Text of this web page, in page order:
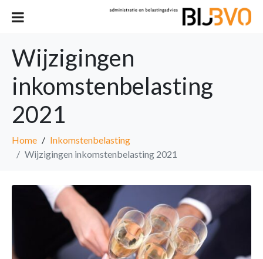
Wijzigingen
inkomstenbelasting
2021
Home
Inkomstenbelasting
Wijzigingen inkomstenbelasting 2021